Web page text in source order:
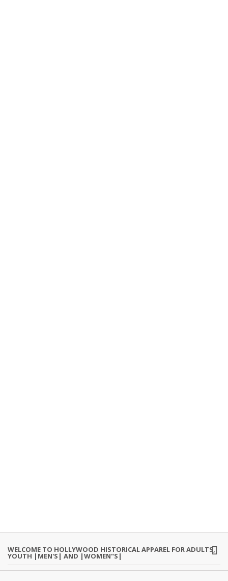
WELCOME TO HOLLYWOOD HISTORICAL APPAREL FOR ADULTS,
YOUTH |MEN'S| AND |WOMEN"S|